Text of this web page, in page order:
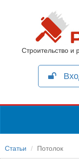
Строительство и
Статьи Потолок